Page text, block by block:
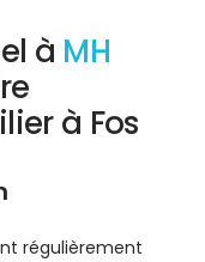
à MH
à Fos
régulièrement